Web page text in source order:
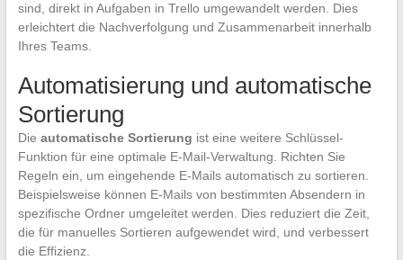
sind, direkt in Aufgaben in Trello umgewandelt werden. Dies
erleichtert die Nachverfolgung und Zusammenarbeit innerhalb
Ihres Teams.
Automatisierung und automatische
Sortierung
Die automatische Sortierung ist eine weitere Schlüssel-
Funktion für eine optimale E-Mail-Verwaltung. Richten Sie
Regeln ein, um eingehende E-Mails automatisch zu sortieren.
Beispielsweise können E-Mails von bestimmten Absendern in
spezifische Ordner umgeleitet werden. Dies reduziert die Zeit,
die für manuelles Sortieren aufgewendet wird, und verbessert
die Effizienz.